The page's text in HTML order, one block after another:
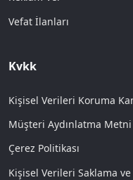
Vefat İlanları
Kvkk
Kişisel Verileri Koruma
Müşteri Aydınlatma Metni
Çerez Politikası
Kişisel Verileri Saklama